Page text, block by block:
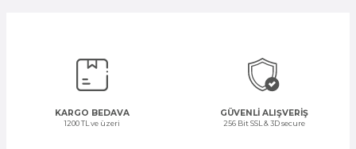
KARGO BEDAVA
1200 TL ve üzeri
GÜVENLİ ALIŞVERİŞ
256 Bit SSL & 3D secure